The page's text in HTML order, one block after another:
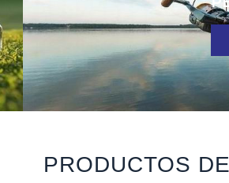
PRODUCTOS